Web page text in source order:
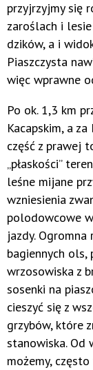
przyjrzyjmy się
zaroślach i
dzików, a i
Piaszczysta
więc wprawne
Po ok. 1,3 km
Kacapskim, a
część z prawej
„płaskości”
leśne mijane
wzniesienia
polodowcowe
jazdy.
bagiennych ols,
wrzosowiska z
sosenki na
cieszyć się z
grzybów, które
stanowiska. Od
możemy,